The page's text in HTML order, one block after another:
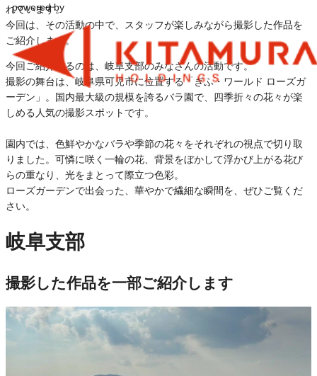
powered by
れています。
今回は、その活動の中で、スタッフが楽しみながら撮影した作品を
ご紹介します。
今回ご紹介するのは、岐阜支部のみなさんの活動です。
撮影の舞台は、岐阜県可児市に位置する「ぎふ・ワールド ローズガ
ーデン」。国内最大級の規模を誇るバラ園で、四季折々の花々が楽
しめる人気の撮影スポットです。
園内では、色鮮やかなバラや季節の花々をそれぞれの視点で切り取
りました。可憐に咲く一輪の花、背景をぼかして浮かび上がる花び
らの重なり、光をまとって際立つ色彩。
ローズガーデンで出会った、華やかで繊細な瞬間を、ぜひご覧くだ
さい。
岐阜支部
撮影した作品を一部ご紹介します